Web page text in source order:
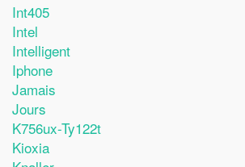
Int405
Intel
Intelligent
Iphone
Jamais
Jours
K756ux-Ty122t
Kioxia